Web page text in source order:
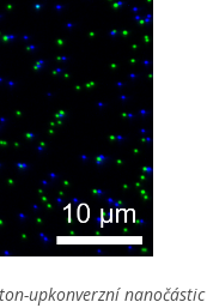
upkonverzní nanočástic